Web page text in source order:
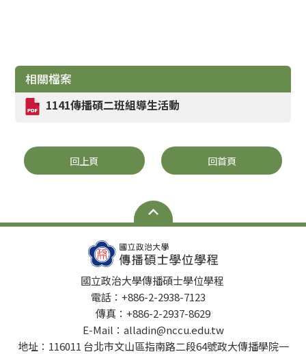
相關檔案
1141傳播碩二班組導生活動
回上頁 回首頁
國立政治大學傳播碩士學位學程
電話：+886-2-2938-7123
傳真：+886-2-2937-8629
E-Mail：alladin@nccu.edu.tw
地址：116011 台北市文山區指南路二段64號政大傳播學院一